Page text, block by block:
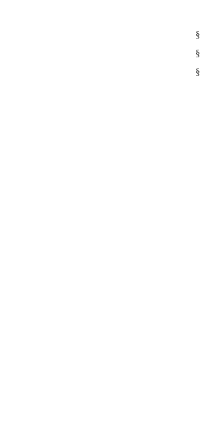
§
§
§